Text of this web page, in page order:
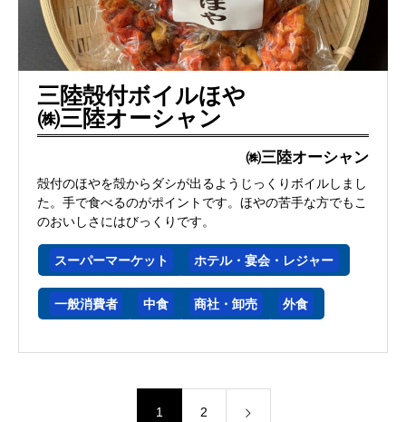
三陸殻付ボイルほや
㈱三陸オーシャン
㈱三陸オーシャン
殻付のほやを殻からダシが出るようじっくりボイルしまし
た。手で食べるのがポイントです。ほやの苦手な方でもこ
のおいしさにはびっくりです。
スーパーマーケット ホテル・宴会・レジャー
一般消費者 中食 商社・卸売 外食
1 2